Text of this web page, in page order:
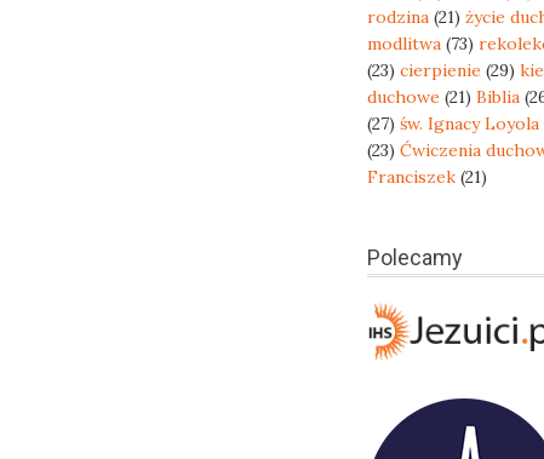
rodzina (21) życie
modlitwa (73)
(23) cierpienie (29)
duchowe (21) Biblia
(27) św. Ignacy Loyola
(23) Ćwiczenia
Franciszek (21)
Polecamy